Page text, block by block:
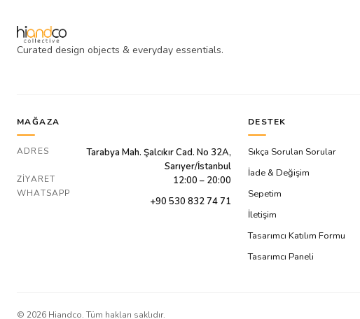
Curated design objects & everyday essentials.
MAĞAZA
ADRES
Tarabya Mah. Şalcıkır Cad. No 32A,
Sarıyer/İstanbul
ZIYARET 12:00 – 20:00
WHATSAPP
+90 530 832 74 71
DESTEK
Sıkça Sorulan Sorular
İade & Değişim
Sepetim
İletişim
Tasarımcı Katılım Formu
Tasarımcı Paneli
© 2026 Hiandco. Tüm hakları saklıdır.